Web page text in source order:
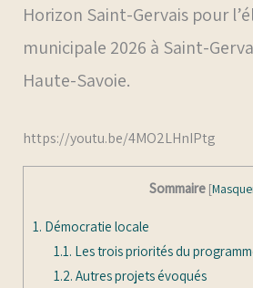
Horizon Saint-Gervais pour
municipale 2026 à Saint-
Haute-Savoie.
https://youtu.be/4MO2LHnIPtg
Sommaire [
1. Démocratie locale
1.1. Les trois priorités du
1.2. Autres projets évoqués